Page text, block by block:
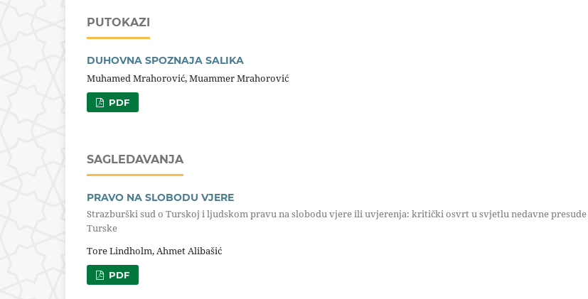
PUTOKAZI
DUHOVNA SPOZNAJA SALIKA
Muhamed Mrahorović, Muammer Mrahorović
PDF
SAGLEDAVANJA
PRAVO NA SLOBODU VJERE
Strazburški sud o Turskoj i ljudskom pravu na slobodu vjere ili uvjerenja: kritički osvrt u svjetlu nedavne
Turske
Tore Lindholm, Ahmet Alibašić
PDF